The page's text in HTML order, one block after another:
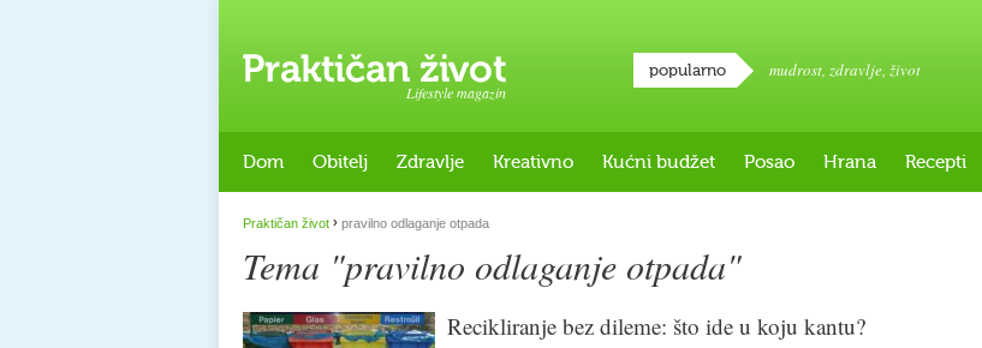
Lifestyle magazin
popularno mudrost, zdravlje, život
Dom Obitelj Zdravlje Kreativno Kućni budžet Posao Hrana Recepti
Praktičan život › pravilno odlaganje otpada
Tema "pravilno odlaganje otpada"
Recikliranje bez dileme: što ide u koju kantu?